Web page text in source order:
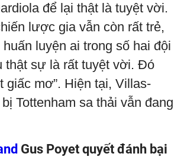
để lại thật là tuyệt vời.
lược gia vẫn còn rất trẻ,
luyện ai trong số hai đội
thật sự là rất tuyệt vời. Đó
giấc mơ”. Hiện tại, Villas-
Tottenham sa thải vẫn đang
Gus Poyet quyết đánh bại